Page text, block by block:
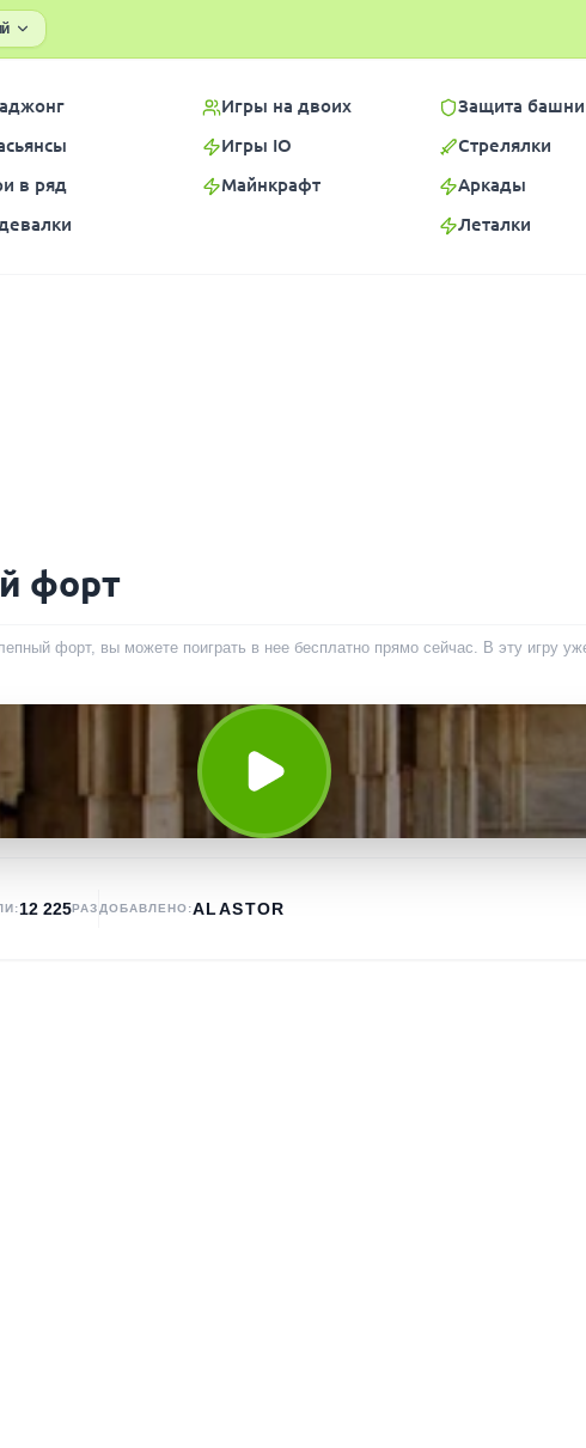
в ряд
Игры на двоих
Игры IO
Майнкрафт
Защита башни
Стрелялки
Аркады
Леталки
форт
форт, вы можете поиграть в нее бесплатно прямо сейчас. В эту игру
12 225РАЗ ДОБАВЛЕНО:ALASTOR